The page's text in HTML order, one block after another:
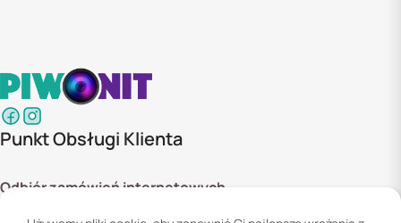
Punkt Obsługi Klienta
Odbiór zamówień internetowych